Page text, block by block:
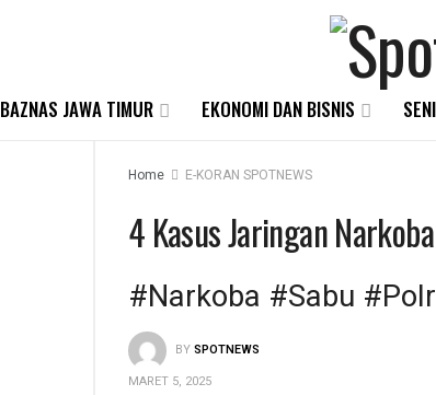
BAZNAS JAWA TIMUR EKONOMI DAN BISNIS
Home E-KORAN SPOTNEWS
4 Kasus Jaringan
#Narkoba #Sabu
BYSPOTNEWS
MARET 5, 2025